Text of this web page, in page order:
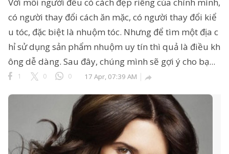
có người thay đổi cách ăn mặc, có người thay đổi kiể
u tóc, đặc biệt là nhuộm tóc. Nhưng để tìm một địa c
hỉ sử dụng sản phẩm nhuộm uy tín thì quả là điều kh
ông dễ dàng. Sau đây, chúng mình sẽ gợi ý cho bạ...
1 0 0 17 Apr, 07:39 AM 